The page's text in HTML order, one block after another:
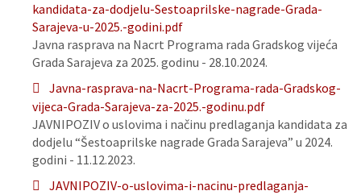
kandidata-za-dodjelu-Sestoaprilske-nagrade-Grada-
Sarajeva-u-2025.-godini.pdf
Javna rasprava na Nacrt Programa rada Gradskog vijeća
Grada Sarajeva za 2025. godinu - 28.10.2024.
Javna-rasprava-na-Nacrt-Programa-rada-Gradskog-
vijeca-Grada-Sarajeva-za-2025.-godinu.pdf
JAVNIPOZIV o uslovima i načinu predlaganja kandidata za
dodjelu “Šestoaprilske nagrade Grada Sarajeva” u 2024.
godini - 11.12.2023.
JAVNIPOZIV-o-uslovima-i-nacinu-predlaganja-